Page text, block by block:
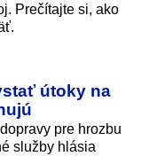
Prečítajte si, ako
útoky na
pre hrozbu
služby hlásia